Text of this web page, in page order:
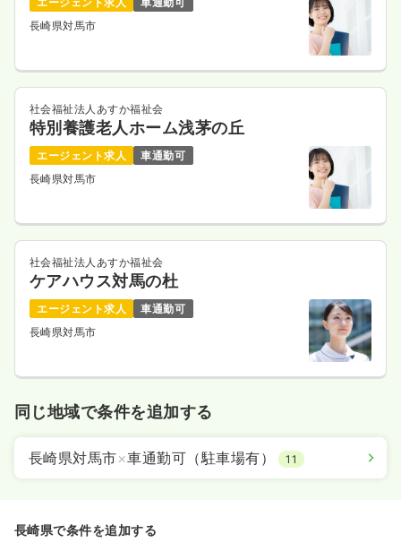
長崎県対馬市
社会福祉法人あすか福祉会
特別養護老人ホーム浅茅の丘
エージェント求人
車通勤可
長崎県対馬市
社会福祉法人あすか福祉会
ケアハウス対馬の杜
エージェント求人
車通勤可
長崎県対馬市
同じ地域で条件を追加する
長崎県対馬市×車通勤可（駐車場有） 11
長崎県で条件を追加する